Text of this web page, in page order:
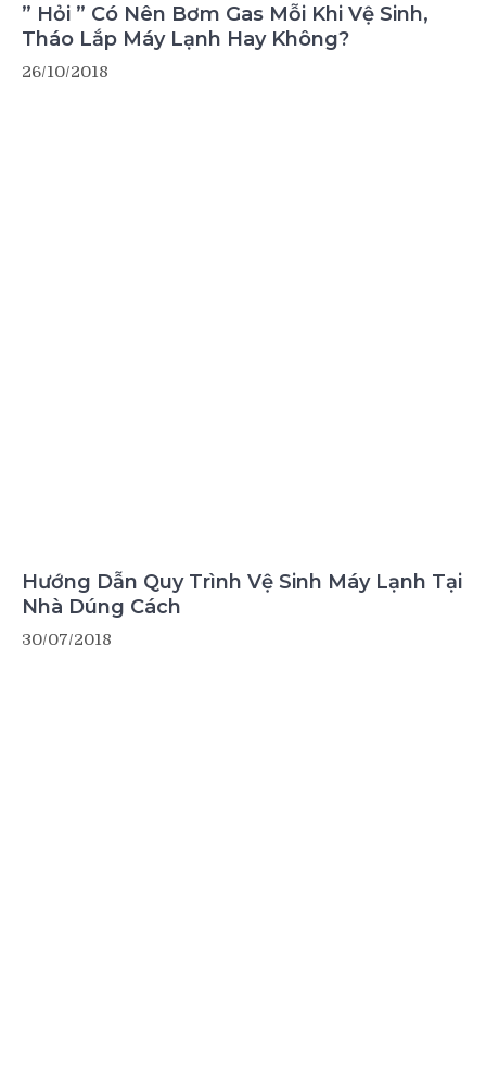
” Hỏi ” Có Nên Bơm Gas Mỗi Khi Vệ Sinh,
Tháo Lắp Máy Lạnh Hay Không?
26/10/2018
Hướng Dẫn Quy Trình Vệ Sinh Máy Lạnh Tại
Nhà Dúng Cách
30/07/2018